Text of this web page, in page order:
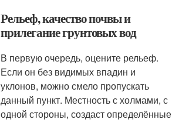
Рельеф, качество почвы и
прилегание грунтовых вод
В первую очередь, оцените рельеф.
Если он без видимых впадин и
уклонов, можно смело пропускать
данный пункт. Местность с холмами, с
одной стороны, создаст определённые